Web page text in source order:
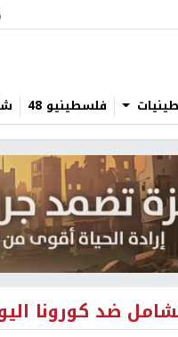
فلسطينيو 48
ضد كورونا